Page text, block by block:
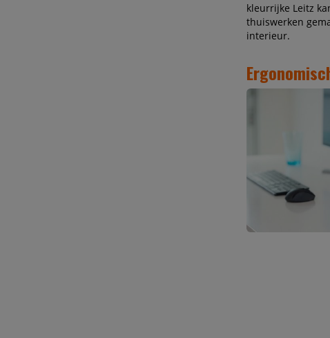
kleurrijke Leitz
thuiswerken
interieur.